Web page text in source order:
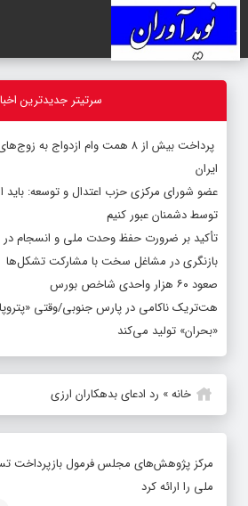
سرتیتر جدیدترین
پرداخت بیش از ۸ همت وام ازدواج
ایران
عضو شورای مرکزی حزب اعتدال و توسعه:
توسط دشمنان عبور کنیم
تأکید بر ضرورت حفظ وحدت ملی و انسجام در
بازنگری در مشاغل سخت با مشارکت تشکل‌ها
صعود ۶۰ هزار واحدی شاخص بورس
هت‌تریک ناکامی در پارس جنوبی/وقتی
«بحران» تولید می‌کند
خانه» رد ادعای بدهکاران ارزی
مرکز پژوهش‌های مجلس فرمول بازپرداخت
ملی را ارائه کرد